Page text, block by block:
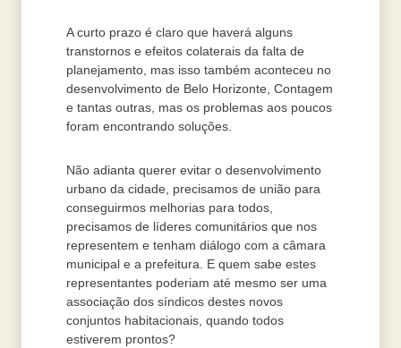
A curto prazo é claro que haverá alguns
transtornos e efeitos colaterais da falta de
planejamento, mas isso também aconteceu no
desenvolvimento de Belo Horizonte, Contagem
e tantas outras, mas os problemas aos poucos
foram encontrando soluções.
Não adianta querer evitar o desenvolvimento
urbano da cidade, precisamos de união para
conseguirmos melhorias para todos,
precisamos de líderes comunitários que nos
representem e tenham diálogo com a câmara
municipal e a prefeitura. E quem sabe estes
representantes poderiam até mesmo ser uma
associação dos síndicos destes novos
conjuntos habitacionais, quando todos
estiverem prontos?